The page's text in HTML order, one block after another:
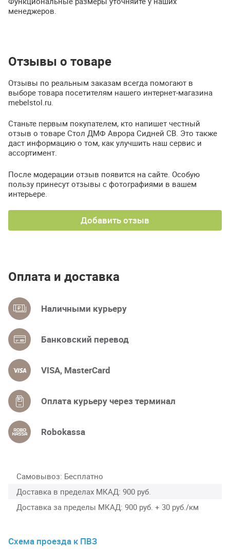
менеджеров.
Отзывы о товаре
Отзывы по реальным заказам всегда помогают в
выборе товара посетителям нашего интернет-магазина
mebelstol.ru.
Станьте первым покупателем, кто напишет честный
отзыв о товаре Стол ДМФ Аврора Сидней СВ. Это также
даст информацию о том, как улучшить наш сервис и
ассортимент.
После модерации отзыв появится на сайте. Особую
пользу принесут отзывы с фотографиями в вашем
интерьере.
Добавить отзыв
Оплата и доставка
Наличными курьеру
Банковский перевод
VISA, MasterCard
Оплата курьеру через терминал
Robokassa
Самовывоз Бесплатно
Доставка в пределах МКАД 900 руб.
Доставка за пределы МКАД 900 руб. + 30 руб./км
Схема проезда к ПВЗ